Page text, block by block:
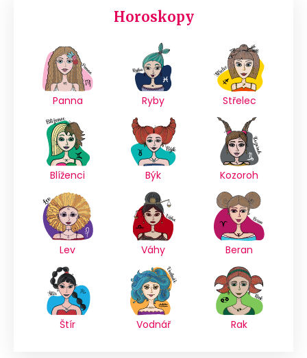
Horoskopy
Panna Ryby Střelec
Blíženci Býk Kozoroh
Lev Váhy Beran
Štír Vodnář Rak